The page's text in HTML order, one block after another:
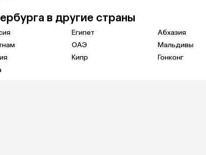
в другие страны
Египет
Абхазия
ОАЭ
Мальдивы
Кипр
Гонконг